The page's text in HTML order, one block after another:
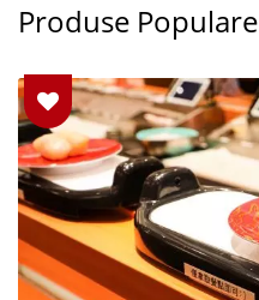
Produse Populare